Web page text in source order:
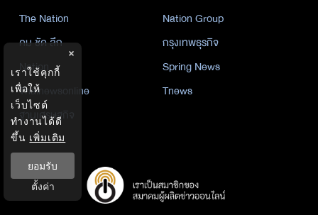
The Nation
Nation Group
คม ชัด ลึก
กรุงเทพธุรกิจ
Nation
Spring News
Thainewsonline
Tnews
ฐานเศรษฐกิจ
×
เราใช้คุกกี้
เพื่อให้
เว็บไซต์
ทำงานได้ดี
ขึ้น เพิ่มเติม
ยอมรับ
ตั้งค่า